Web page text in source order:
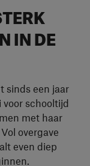
IN DE
sinds een jaar
voor schooltijd
met haar
overgave
even diep